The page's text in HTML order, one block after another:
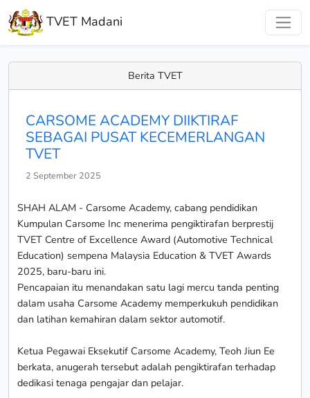
TVET Madani
Berita TVET
CARSOME ACADEMY DIIKTIRAF
SEBAGAI PUSAT KECEMERLANGAN
TVET
2 September 2025
SHAH ALAM - Carsome Academy, cabang pendidikan
Kumpulan Carsome Inc menerima pengiktirafan berprestij
TVET Centre of Excellence Award (Automotive Technical
Education) sempena Malaysia Education & TVET Awards
2025, baru-baru ini.
Pencapaian itu menandakan satu lagi mercu tanda penting
dalam usaha Carsome Academy memperkukuh pendidikan
dan latihan kemahiran dalam sektor automotif.
Ketua Pegawai Eksekutif Carsome Academy, Teoh Jiun Ee
berkata, anugerah tersebut adalah pengiktirafan terhadap
dedikasi tenaga pengajar dan pelajar.